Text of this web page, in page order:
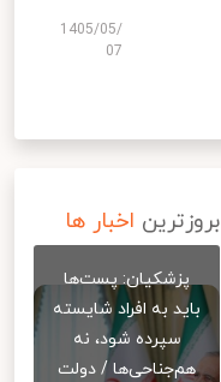
1405/05/
07
بروزترین اخبار ها
پزشکیان: پست‌ها
باید به افراد شایسته
سپرده شود، نه
هم‌جناحی‌ها / دولت